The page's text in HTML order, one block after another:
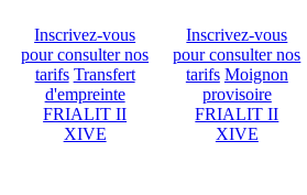
Inscrivez-vous
pour consulter nos
tarifs Transfert
d'empreinte
FRIALIT II
XIVE
Inscrivez-vous
pour consulter nos
tarifs Moignon
provisoire
FRIALIT II
XIVE